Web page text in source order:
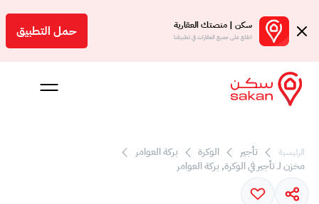
سكن | منصتك العقارية
اطلع على جميع العقارات في تطبيقنا حمل التطبيق
الرئيسية تأجير الوكرة
بركة العوامر‎
مخزن لـ تأجير في الوكرة, بركة العوامر‎